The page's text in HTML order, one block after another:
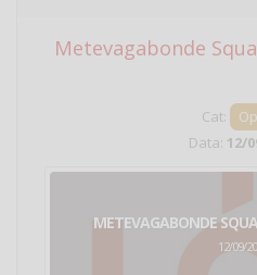
Metevagabonde
Cat:
Data: 12/
METEVAGABONDE
12/09/